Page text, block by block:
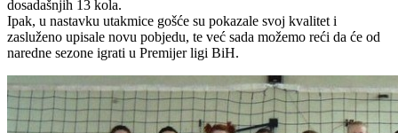
dosadašnjih 13 kola.
Ipak, u nastavku utakmice gošće su pokazale svoj kvalitet i
zasluženo upisale novu pobjedu, te već sada možemo reći da će od
naredne sezone igrati u Premijer ligi BiH.